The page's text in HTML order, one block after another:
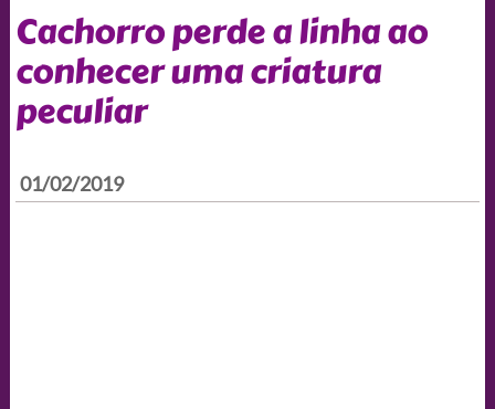
Cachorro perde a linha ao
conhecer uma criatura
peculiar
01/02/2019